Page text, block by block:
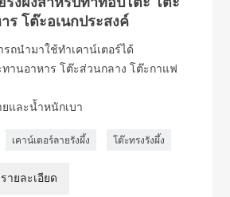
ร โต๊ะอเนกประสงค์
ถนำมาใช้ทำเคาน์เตอร์ได้
านอาหาร โต๊ะส่วนกลาง โต๊ะกาแฟ
และน้ำหนักเบา
เคาน์เตอร์ลายรังผึ้ง โต๊ะทรงรังผึ้ง
รายละเอียด